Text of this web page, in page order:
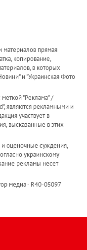
материалов прямая
копирование,
в которых
и "Украинская Фото
"Реклама" /
являются рекламными и
участвует в
высказанные в этих
и оценочные суждения,
украинскому
рекламы несет
медиа - R40-05097